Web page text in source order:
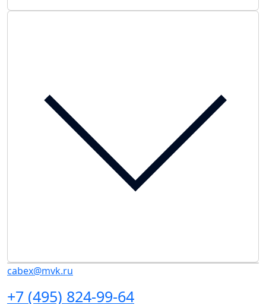
cabex@mvk.ru
+7 (495) 824-99-64